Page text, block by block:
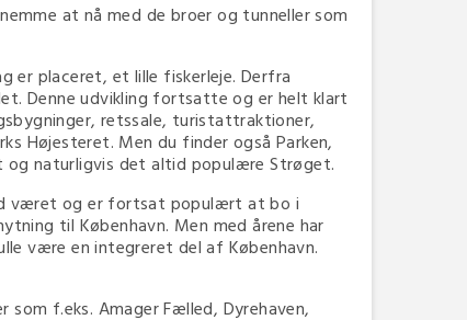
at nå med de broer og tunneller som
er placeret, et lille fiskerleje. Derfra
Denne udvikling fortsatte og er helt klart
retssale, turistattraktioner,
Højesteret. Men du finder også Parken,
og naturligvis det altid populære Strøget.
været og er fortsat populært at bo i
til København. Men med årene har
være en integreret del af København.
som f.eks. Amager Fælled, Dyrehaven,